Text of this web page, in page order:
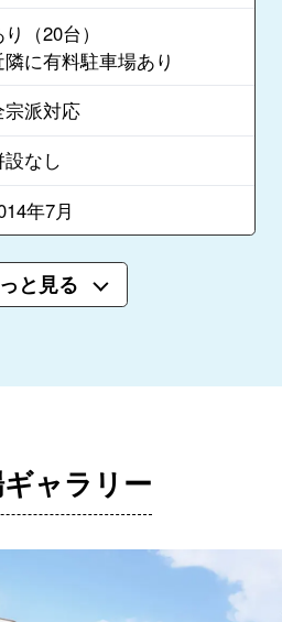
（20台）
隣に有料駐車場あり
宗派対応
設なし
年7月
と見る
ャラリー